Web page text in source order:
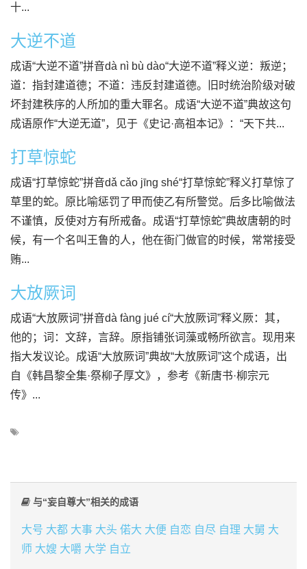
十...
大逆不道
成语“大逆不道”拼音dà nì bù dào“大逆不道”释义逆：叛逆；
道：指封建道德；不道：违反封建道德。旧时统治阶级对破
坏封建秩序的人所加的重大罪名。成语“大逆不道”典故这句
成语原作“大逆无道”，见于《史记·高祖本记》：“天下共...
打草惊蛇
成语“打草惊蛇”拼音dǎ cǎo jīng shé“打草惊蛇”释义打草惊了
草里的蛇。原比喻惩罚了甲而使乙有所警觉。后多比喻做法
不谨慎，反使对方有所戒备。成语“打草惊蛇”典故唐朝的时
候，有一个名叫王鲁的人，他在衙门做官的时候，常常接受
贿...
大放厥词
成语“大放厥词”拼音dà fàng jué cí“大放厥词”释义厥：其，
他的；词：文辞，言辞。原指铺张词藻或畅所欲言。现用来
指大发议论。成语“大放厥词”典故“大放厥词”这个成语，出
自《韩昌黎全集·祭柳子厚文》，参考《新唐书·柳宗元
传》...
与“妄自尊大”相关的成语
大号 大都 大事 大头 偌大 大便 自恋 自尽 自理 大舅 大
师 大嫂 大嚼 大学 自立